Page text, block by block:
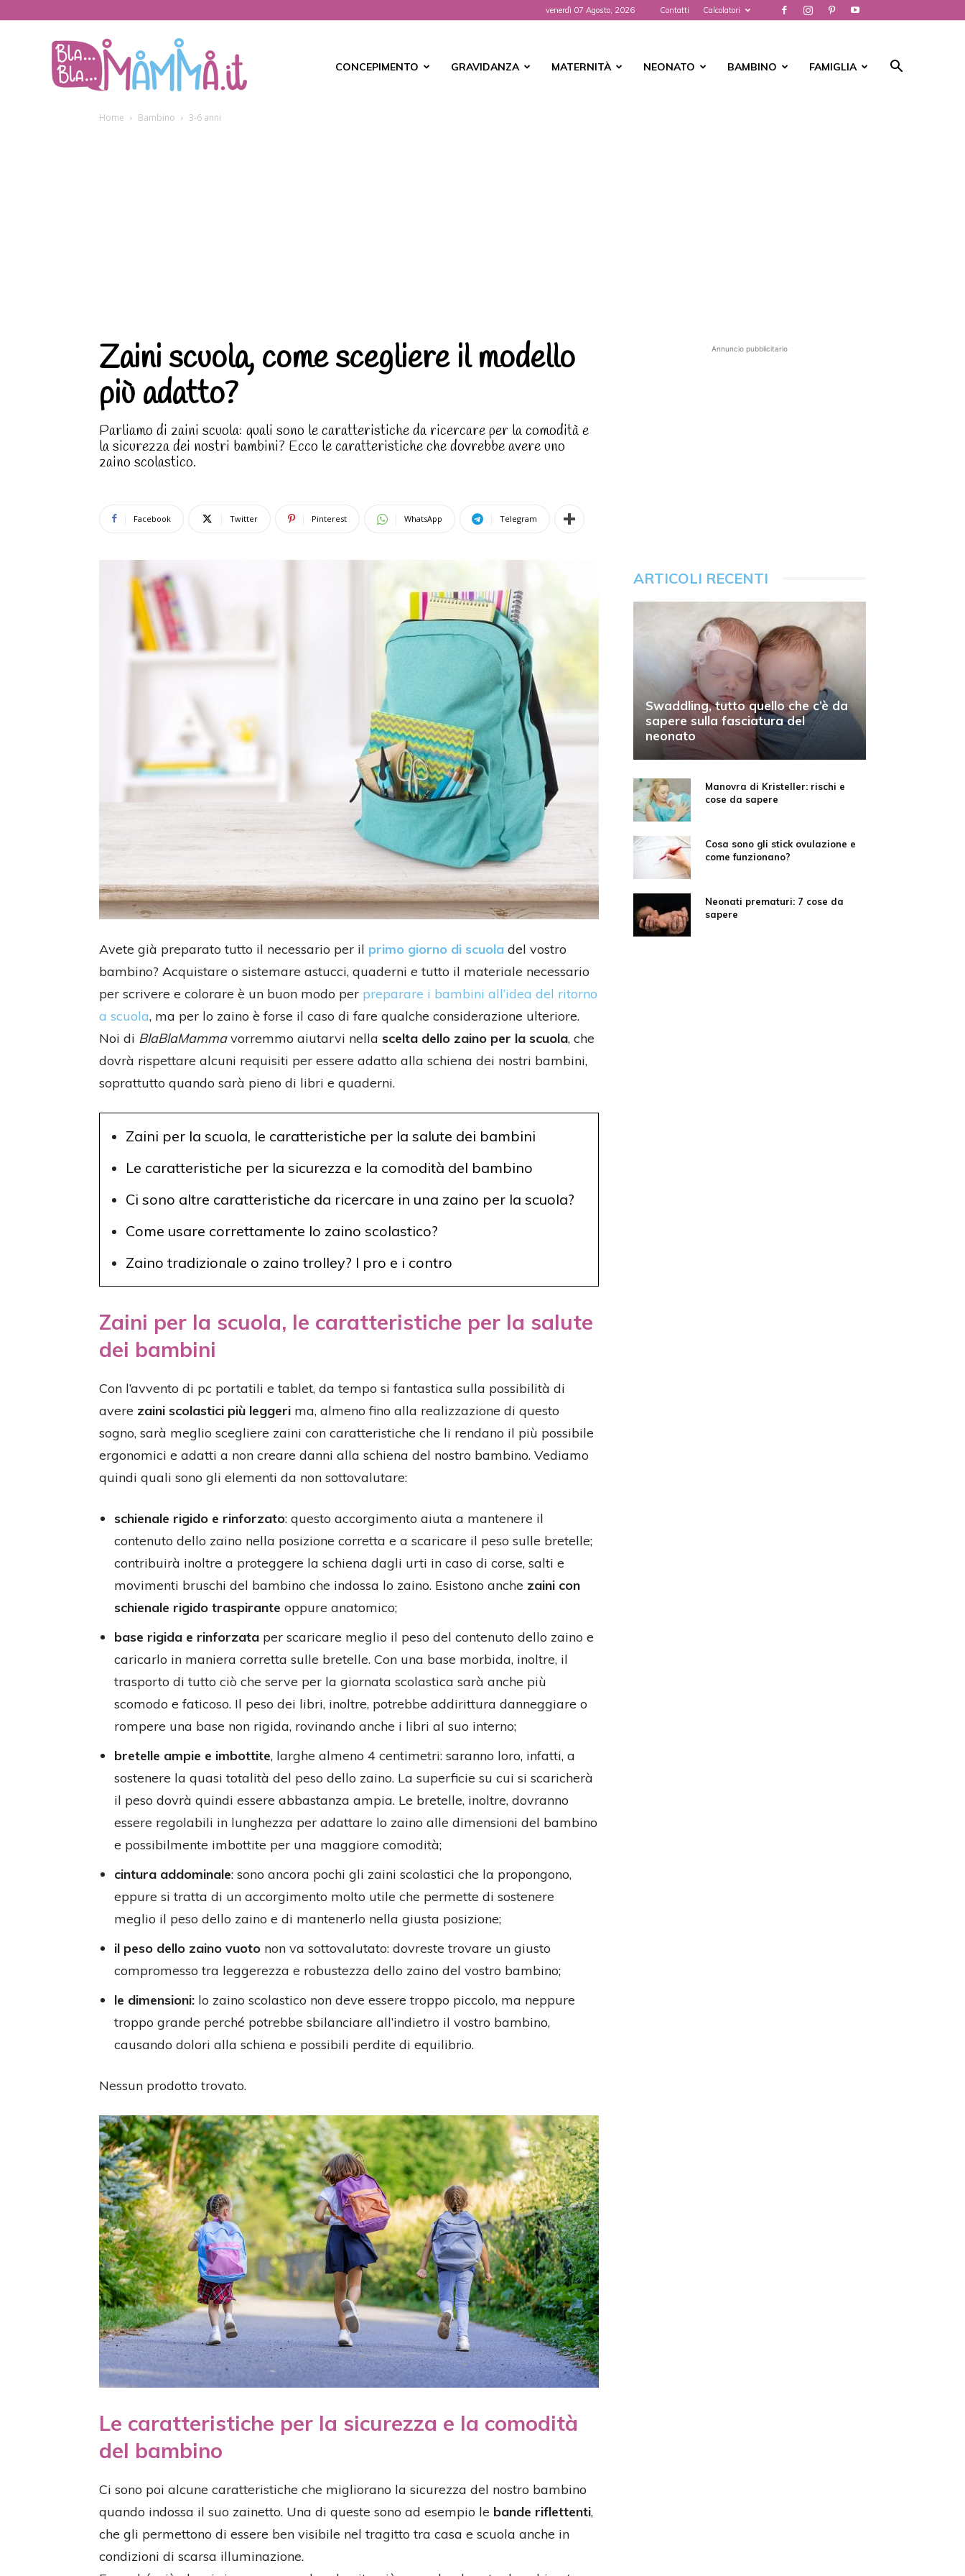
venerdì 07 Agosto, 2026 Contatti Calcolatori
CONCEPIMENTO GRAVIDANZA MATERNITÀ NEONATO BAMBINO FAMIGLIA
Home Bambino 3-6 anni
Zaini scuola, come scegliere il modello
più adatto?
Parliamo di zaini scuola: quali sono le caratteristiche da ricercare per la comodità e
la sicurezza dei nostri bambini? Ecco le caratteristiche che dovrebbe avere uno
zaino scolastico.
Facebook Twitter Pinterest WhatsApp Telegram
Avete già preparato tutto il necessario per il primo giorno di scuola del vostro
bambino? Acquistare o sistemare astucci, quaderni e tutto il materiale necessario
per scrivere e colorare è un buon modo per preparare i bambini all’idea del ritorno
a scuola, ma per lo zaino è forse il caso di fare qualche considerazione ulteriore.
Noi di BlaBlaMammavorremmo aiutarvi nella scelta dello zaino per la scuola, che
dovrà rispettare alcuni requisiti per essere adatto alla schiena dei nostri bambini,
soprattutto quando sarà pieno di libri e quaderni.
Zaini per la scuola, le caratteristiche per la salute dei bambini
Le caratteristiche per la sicurezza e la comodità del bambino
Ci sono altre caratteristiche da ricercare in una zaino per la scuola?
Come usare correttamente lo zaino scolastico?
Zaino tradizionale o zaino trolley? I pro e i contro
Zaini per la scuola, le caratteristiche per la salute
dei bambini
Con l’avvento di pc portatili e tablet, da tempo si fantastica sulla possibilità di
avere zaini scolastici più leggeri ma, almeno fino alla realizzazione di questo
sogno, sarà meglio scegliere zaini con caratteristiche che li rendano il più possibile
ergonomici e adatti a non creare danni alla schiena del nostro bambino. Vediamo
quindi quali sono gli elementi da non sottovalutare:
schienale rigido e rinforzato: questo accorgimento aiuta a mantenere il
contenuto dello zaino nella posizione corretta e a scaricare il peso sulle bretelle;
contribuirà inoltre a proteggere la schiena dagli urti in caso di corse, salti e
movimenti bruschi del bambino che indossa lo zaino. Esistono anche zaini con
schienale rigido traspirante oppure anatomico;
base rigida e rinforzata per scaricare meglio il peso del contenuto dello zaino e
caricarlo in maniera corretta sulle bretelle. Con una base morbida, inoltre, il
trasporto di tutto ciò che serve per la giornata scolastica sarà anche più
scomodo e faticoso. Il peso dei libri, inoltre, potrebbe addirittura danneggiare o
rompere una base non rigida, rovinando anche i libri al suo interno;
bretelle ampie e imbottite, larghe almeno 4 centimetri: saranno loro, infatti, a
sostenere la quasi totalità del peso dello zaino. La superficie su cui si scaricherà
il peso dovrà quindi essere abbastanza ampia. Le bretelle, inoltre, dovranno
essere regolabili in lunghezza per adattare lo zaino alle dimensioni del bambino
e possibilmente imbottite per una maggiore comodità;
cintura addominale: sono ancora pochi gli zaini scolastici che la propongono,
eppure si tratta di un accorgimento molto utile che permette di sostenere
meglio il peso dello zaino e di mantenerlo nella giusta posizione;
il peso dello zaino vuoto non va sottovalutato: dovreste trovare un giusto
compromesso tra leggerezza e robustezza dello zaino del vostro bambino;
le dimensioni: lo zaino scolastico non deve essere troppo piccolo, ma neppure
troppo grande perché potrebbe sbilanciare all’indietro il vostro bambino,
causando dolori alla schiena e possibili perdite di equilibrio.
Nessun prodotto trovato.
Le caratteristiche per la sicurezza e la comodità
del bambino
Ci sono poi alcune caratteristiche che migliorano la sicurezza del nostro bambino
quando indossa il suo zainetto. Una di queste sono ad esempio le bande riflettenti,
che gli permettono di essere ben visibile nel tragitto tra casa e scuola anche in
condizioni di scarsa illuminazione.
Annuncio pubblicitario
ARTICOLI RECENTI
Swaddling, tutto quello che c’è da
sapere sulla fasciatura del
neonato
Manovra di Kristeller: rischi e
cose da sapere
Cosa sono gli stick ovulazione e
come funzionano?
Neonati prematuri: 7 cose da
sapere